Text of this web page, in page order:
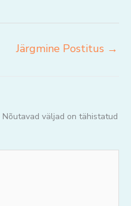
Järgmine Postitus →
Nõutavad väljad on tähistatud